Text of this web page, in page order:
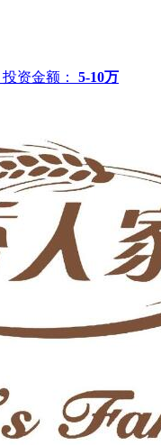
投资金额： 5-10万